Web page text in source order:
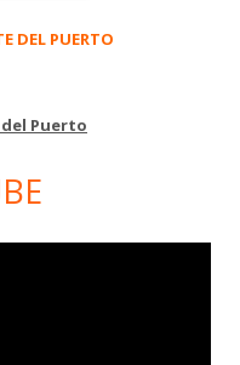
DEL PUERTO
Puerto